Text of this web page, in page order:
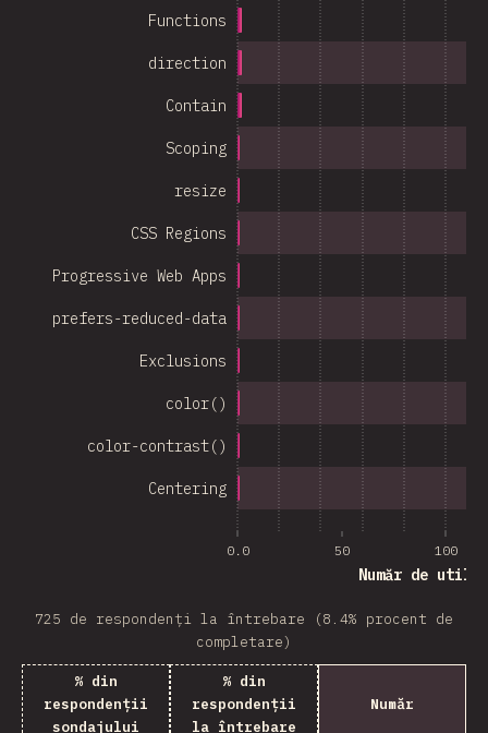
0.0 50 100
Număr de
Centering
color-contrast()
color()
Exclusions
prefers-reduced-data
Progressive Web Apps
CSS Regions
resize
Scoping
Contain
direction
Functions
725 de respondenți la întrebare (8.4% procent de
completare)
% din
respondenții
sondajului
% din
respondenții
la întrebare
Număr